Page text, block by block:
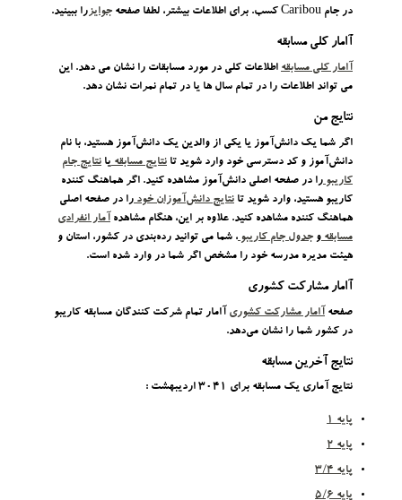
در جام Caribou کسب. برای اطلاعات بیشتر، لطفا صفحه
جوایزرا ببینید.
آامار کلی مسابقه
آامار کلی مسابقه اطلاعات کلی در مورد مسابقات را نشان می دهد. این
می تواند اطلاعات را در تمام سال ها یا در تمام نمرات نشان دهد.
نتایج من
اگر شما یک دانش‌آموز یا یکی از والدین یک دانش‌آموز هستید، با نام
دانش‌آموز و کد دسترسی خود وارد شوید تا نتایج مسابقهیا نتایج جام
کاریبورا در صفحه اصلی دانش‌آموز مشاهده کنید. اگر هماهنگ کننده
کاریبو هستید، وارد شوید تا نتایج دانش‌آموزان خودرا در صفحه اصلی
هماهنگ کننده مشاهده کنید. علاوه بر این، هنگام مشاهده آمار انفرادی
مسابقهو جدول جام کاریبو، شما می توانید رده‌بندی در کشور، استان و
هیئت مدیره مدرسه خود را مشخص اگر شما در وارد شده است.
آامار مشارکت کشوری
صفحه آامار مشارکت کشوری آامار تمام شرکت کنندگان مسابقه کاریبو
در کشور شما را نشان می‌دهد.
نتایج آخرین مسابقه
نتایج آماری یک مسابقه برای ‮۱۴۰۳ اردیبهشت‬ :
پایه 1
پایه 2
پایه‌ 3/4
پایه 5/6